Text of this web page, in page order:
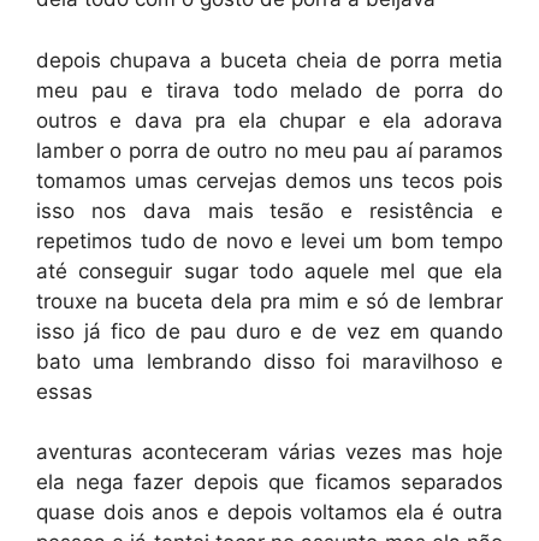
depois chupava a buceta cheia de porra metia
meu pau e tirava todo melado de porra do
outros e dava pra ela chupar e ela adorava
lamber o porra de outro no meu pau aí paramos
tomamos umas cervejas demos uns tecos pois
isso nos dava mais tesão e resistência e
repetimos tudo de novo e levei um bom tempo
até conseguir sugar todo aquele mel que ela
trouxe na buceta dela pra mim e só de lembrar
isso já fico de pau duro e de vez em quando
bato uma lembrando disso foi maravilhoso e
essas
aventuras aconteceram várias vezes mas hoje
ela nega fazer depois que ficamos separados
quase dois anos e depois voltamos ela é outra